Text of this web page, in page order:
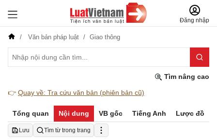
Đăng nhập
Văn bản pháp luật Giao thông
Tìm nâng cao
👉 Quay về: Tra cứu văn bản (phiên bản cũ)
Tổng quan Nội dung VB gốc Tiếng Anh Lược đồ
Lưu Tìm từ trong trang